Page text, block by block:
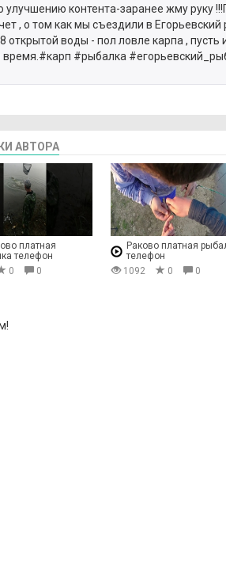
улучшению контента-заранее жму руку
, о том как мы съездили в Егорьевский
открытой воды - пол ловле карпа ,
время.#карп #рыбалка
АВТОРА
платная
телефон
0 0
Раково платная
телефон
1092
0 0